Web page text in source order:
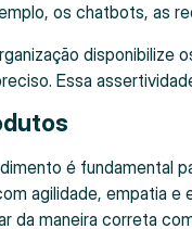
os chatbots, as
disponibilize
Essa
é fundamental
agilidade, empatia
da maneira correta